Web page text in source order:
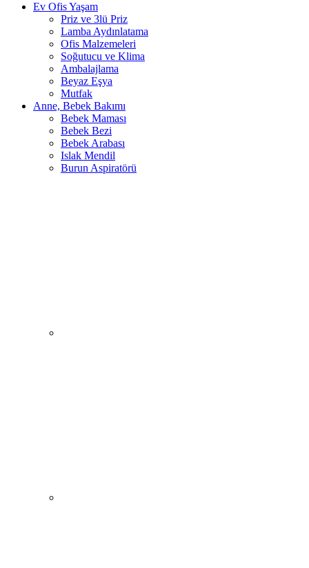
Ev Ofis Yaşam
Priz ve 3lü Priz
Lamba Aydınlatama
Ofis Malzemeleri
Soğutucu ve Klima
Ambalajlama
Beyaz Eşya
Mutfak
Anne, Bebek Bakımı
Bebek Maması
Bebek Bezi
Bebek Arabası
Islak Mendil
Burun Aspiratörü